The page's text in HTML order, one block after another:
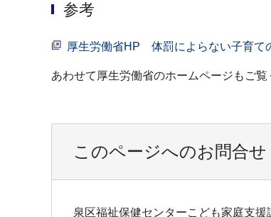
参考
厚生労働省HP 体罰によらない子育て
あわせて厚生労働省のホームページもご覧
このページへのお問合せ
泉区福祉保健センターこども家庭支援